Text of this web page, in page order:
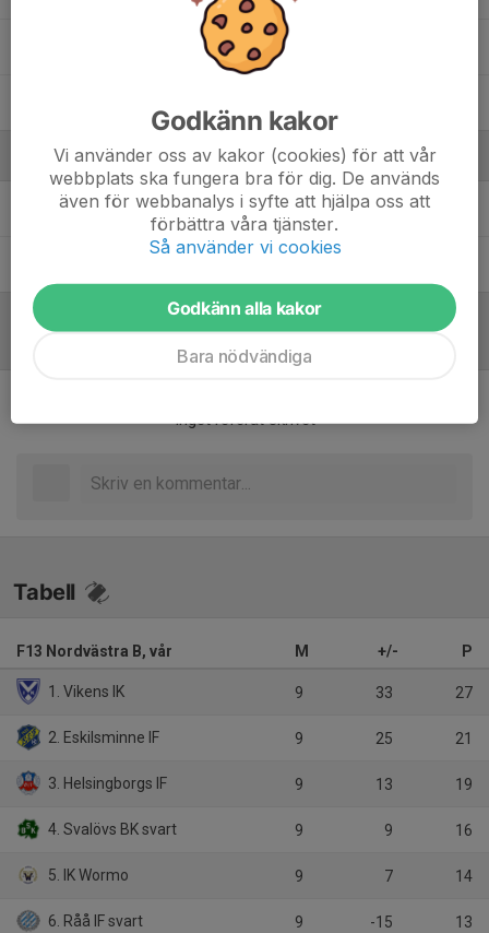
Ledare
Björn Lindholmtränare
Inget referat skrivet
Tabell
F13 Nordvästra B, vår M +/- P
1. Vikens IK 9 33 27
2. Eskilsminne IF 9 25 21
3. Helsingborgs IF 9 13 19
4. Svalövs BK svart 9 9 16
5. IK Wormo 9 7 14
6. Råå IF svart 9 -15 13
Godkänn kakor
Vi använder oss av kakor (cookies) för att vår
webbplats ska fungera bra för dig. De används
även för webbanalys i syfte att hjälpa oss att
förbättra våra tjänster.
Så använder vi cookies
Godkänn alla kakor
Bara nödvändiga